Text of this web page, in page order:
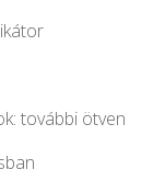
további ötven